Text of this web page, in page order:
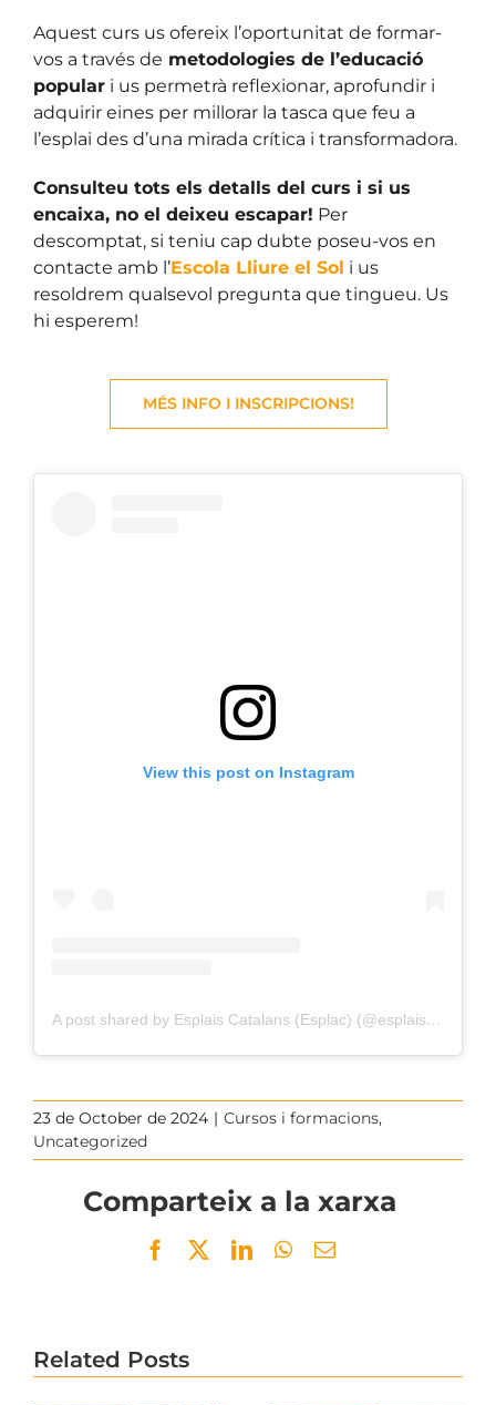
Aquest curs us ofereix l’oportunitat de formar-
vos a través de metodologies de l’educació
populari us permetrà reflexionar, aprofundir i
adquirir eines per millorar la tasca que feu a
l’esplai des d’una mirada crítica i transformadora.
Consulteu tots els detalls del curs i si us
encaixa, no el deixeu escapar! Per
descomptat, si teniu cap dubte poseu-vos en
contacte amb l’Escola Lliure el Sol i us
resoldrem qualsevol pregunta que tingueu. Us
hi esperem!
MÉS INFO I INSCRIPCIONS!
View this post on Instagram
A post shared by Esplais Catalans (Esplac) (@esplaiscatalans)
23 de October de 2024 | Cursos i formacions,
Uncategorized
Comparteix a la xarxa
Facebook
TwitterLinkedInWhatsApp
Email
Related Posts